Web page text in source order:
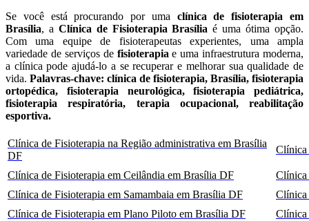
Se você está procurando por uma clínica de fisioterapia em
Brasília, a Clínica de Fisioterapia Brasília é uma ótima opção.
Com uma equipe de fisioterapeutas experientes, uma ampla
variedade de serviços de fisioterapia e uma infraestrutura moderna,
a clínica pode ajudá-lo a se recuperar e melhorar sua qualidade de
vida. Palavras-chave: clínica de fisioterapia, Brasília, fisioterapia
ortopédica, fisioterapia neurológica, fisioterapia pediátrica,
fisioterapia respiratória, terapia ocupacional, reabilitação
esportiva.
Clínica de Fisioterapia na Região administrativa em Brasília
DF
Clínica
Clínica de Fisioterapia em Ceilândia em Brasília DF
Clínica
Clínica de Fisioterapia em Samambaia em Brasília DF
Clínica
Clínica de Fisioterapia em Plano Piloto em Brasília DF
Clínica